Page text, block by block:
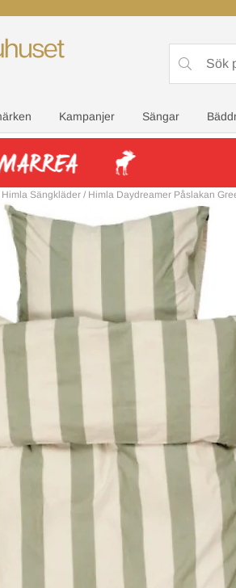
Kampanjer Sängar
Himla Sängkläder / Himla Daydreamer Påslakan